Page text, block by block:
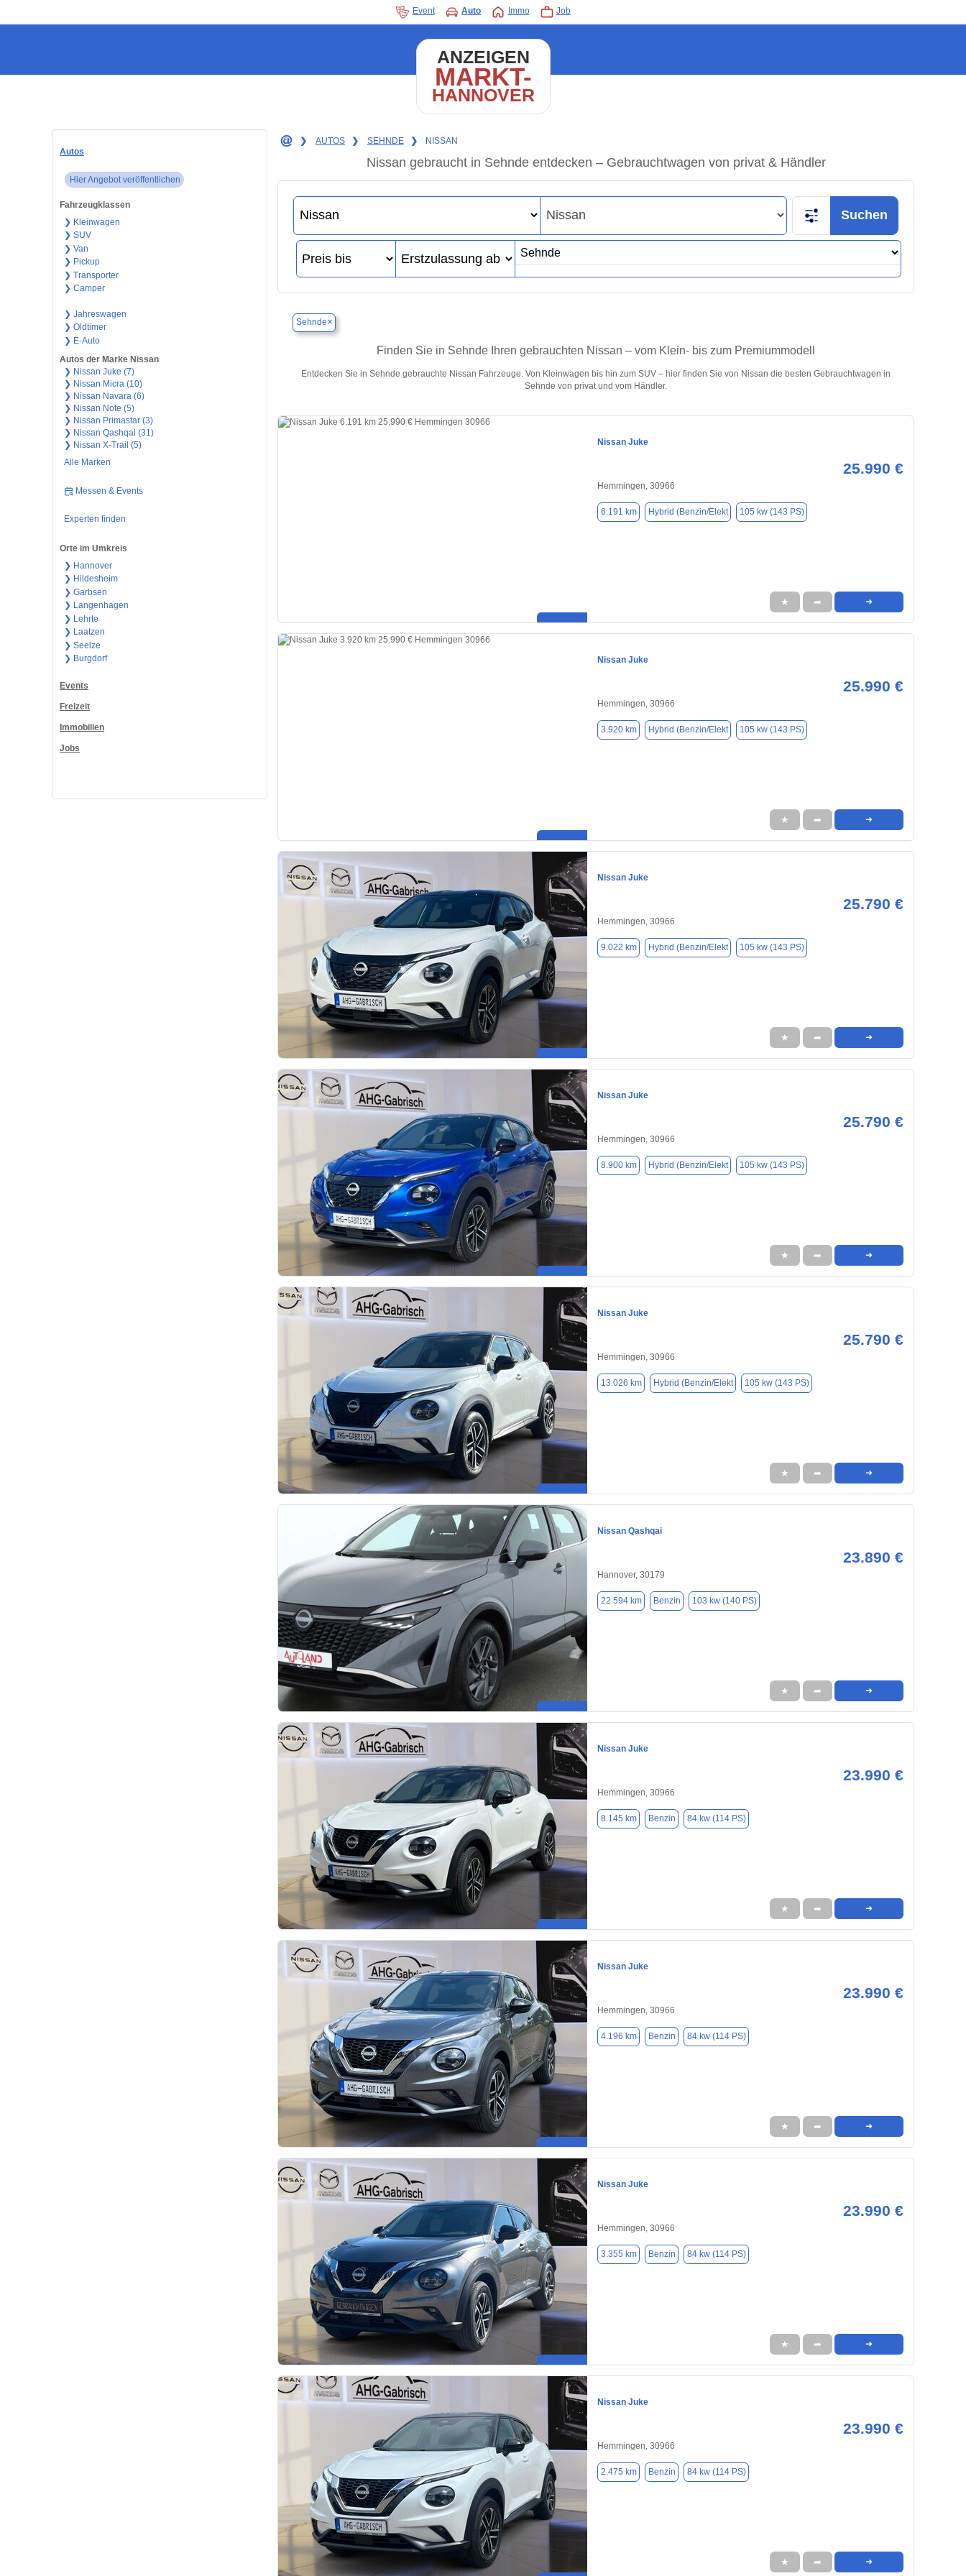
Event Auto Immo Job
ANZEIGEN
MARKT-
HANNOVER
Autos
Hier Angebot veröffentlichen
Fahrzeugklassen
❯ Kleinwagen
❯ SUV
❯ Van
❯ Pickup
❯ Transporter
❯ Camper
❯ Jahreswagen
❯ Oldtimer
❯ E-Auto
Autos der Marke Nissan
❯ Nissan Juke (7)
❯ Nissan Micra (10)
❯ Nissan Navara (6)
❯ Nissan Note (5)
❯ Nissan Primastar (3)
❯ Nissan Qashqai (31)
❯ Nissan X-Trail (5)
Alle Marken
Messen & Events
Experten finden
Orte im Umkreis
❯ Hannover
❯ Hildesheim
❯ Garbsen
❯ Langenhagen
❯ Lehrte
❯ Laatzen
❯ Seelze
❯ Burgdorf
Events
Freizeit
Immobilien
Jobs
❯ AUTOS ❯ SEHNDE ❯ NISSAN
Nissan gebraucht in Sehnde entdecken – Gebrauchtwagen von privat & Händler
Suchen
Sehnde×
Finden Sie in Sehnde Ihren gebrauchten Nissan – vom Klein- bis zum Premiummodell
Entdecken Sie in Sehnde gebrauchte Nissan Fahrzeuge. Von Kleinwagen bis hin zum SUV – hier finden Sie von Nissan die besten Gebrauchtwagen in
Sehnde von privat und vom Händler.
Nissan Juke
25.990 €
Hemmingen, 30966
6.191 km Hybrid (Benzin/Elekt 105 kw (143 PS)
★ ➦ ➜
Nissan Juke
25.990 €
Hemmingen, 30966
3.920 km Hybrid (Benzin/Elekt 105 kw (143 PS)
★ ➦ ➜
Nissan Juke
25.790 €
Hemmingen, 30966
9.022 km Hybrid (Benzin/Elekt 105 kw (143 PS)
★ ➦ ➜
Nissan Juke
25.790 €
Hemmingen, 30966
8.900 km Hybrid (Benzin/Elekt 105 kw (143 PS)
★ ➦ ➜
Nissan Juke
25.790 €
Hemmingen, 30966
13.026 km Hybrid (Benzin/Elekt 105 kw (143 PS)
★ ➦ ➜
Nissan Qashqai
23.890 €
Hannover, 30179
22.594 km Benzin 103 kw (140 PS)
★ ➦ ➜
Nissan Juke
23.990 €
Hemmingen, 30966
8.145 km Benzin 84 kw (114 PS)
★ ➦ ➜
Nissan Juke
23.990 €
Hemmingen, 30966
4.196 km Benzin 84 kw (114 PS)
★ ➦ ➜
Nissan Juke
23.990 €
Hemmingen, 30966
3.355 km Benzin 84 kw (114 PS)
★ ➦ ➜
Nissan Juke
23.990 €
Hemmingen, 30966
2.475 km Benzin 84 kw (114 PS)
★ ➦ ➜